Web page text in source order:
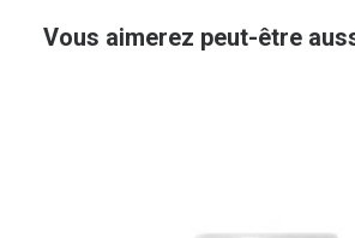
Vous aimerez peut-être